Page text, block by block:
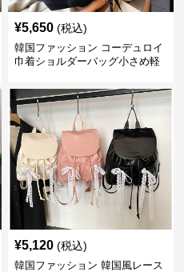
¥5,650 (税込)
韓国ファッション コーデュロイ
巾着ショルダーバッグ小さめ軽
¥5,120 (税込)
韓国ファッション 韓国風レース